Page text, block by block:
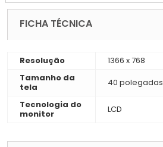
FICHA TÉCNICA
Resolução
1366 x 768
Tamanho da
tela
40 polegadas
Tecnologia do
monitor
LCD